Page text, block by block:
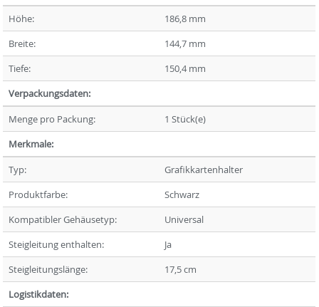
Höhe:
186,8 mm
Breite:
144,7 mm
Tiefe:
150,4 mm
Verpackungsdaten:
Menge pro Packung:
1 Stück(e)
Merkmale:
Typ:
Grafikkartenhalter
Produktfarbe:
Schwarz
Kompatibler Gehäusetyp:
Universal
Steigleitung enthalten:
Ja
Steigleitungslänge:
17,5 cm
Logistikdaten: